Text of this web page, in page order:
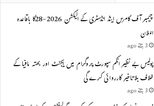
چیمبر آف کامرس اینڈ انڈسٹری کے الیکشن 2026-28کا باقاعدہ
اعلان
3 ہفتے ago
پولیس بے نظیر انکم سپورٹ پروگرام میں ایجنٹ اور بھتہ مافیا کے
خلاف بلاتاخیر کارروائی کرے گی
3 ہفتے ago